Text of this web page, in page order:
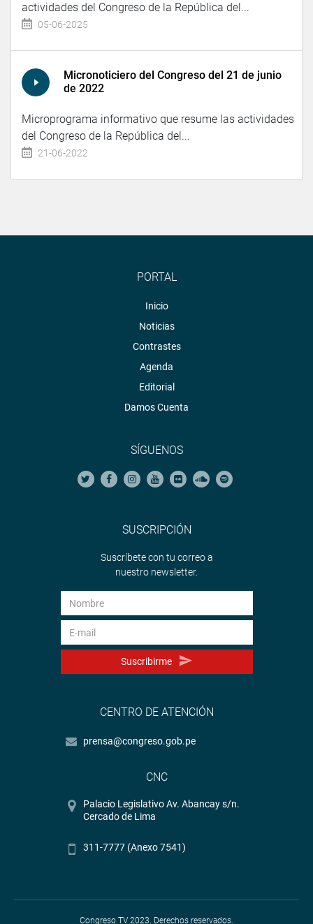
actividades del Congreso de la República del...
05-06-2025
Micronoticiero del Congreso del 21 de junio
de 2022
Microprograma informativo que resume las actividades
del Congreso de la República del...
21-06-2022
PORTAL
Inicio
Noticias
Contrastes
Agenda
Editorial
Damos Cuenta
SÍGUENOS
SUSCRIPCIÓN
Suscríbete con tu correo a
nuestro newsletter.
Suscribirme
CENTRO DE ATENCIÓN
prensa@congreso.gob.pe
CNC
Palacio Legislativo Av. Abancay s/n.
Cercado de Lima
311-7777 (Anexo 7541)
Congreso TV 2023. Derechos reservados.